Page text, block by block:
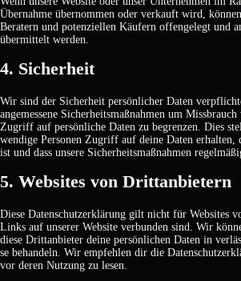
Über­nah­me über­nom­men oder ver­kauft wird,
Bera­tern und poten­zi­el­len Käu­fern offen­ge­legt und
über­mit­telt wer­den.
4. Sicher­heit
Wir sind der Sicher­heit per­sön­li­cher Daten
ange­mes­se­ne Sicher­heits­maß­nah­men um
Zugriff auf per­sön­li­che Daten zu begren­zen. Dies
wen­di­ge Per­so­nen Zugriff auf dei­ne Daten erhal­ten,
ist und dass unse­re Sicher­heits­maß­nah­men
5. Web­sites von Dritt­an­bie­tern
Die­se Daten­schutz­er­klä­rung gilt nicht für Web­sites
Links auf unse­rer Web­site ver­bun­den sind. Wir
die­se Dritt­an­bie­ter dei­ne per­sön­li­chen Daten in
se behan­deln. Wir emp­feh­len dir die
vor deren Nut­zung zu lesen.